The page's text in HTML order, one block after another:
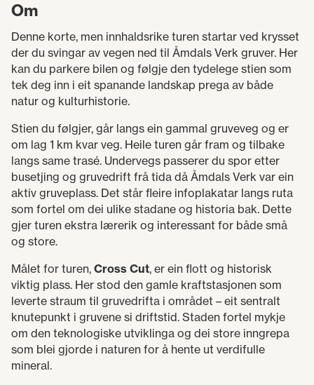
Om
Denne korte, men innhaldsrike turen startar ved krysset
der du svingar av vegen ned til Åmdals Verk gruver. Her
kan du parkere bilen og følgje den tydelege stien som
tek deg inn i eit spanande landskap prega av både
natur og kulturhistorie.
Stien du følgjer, går langs ein gammal gruveveg og er
om lag 1 km kvar veg. Heile turen går fram og tilbake
langs same trasé. Undervegs passerer du spor etter
busetjing og gruvedrift frå tida då Åmdals Verk var ein
aktiv gruveplass. Det står fleire infoplakatar langs ruta
som fortel om dei ulike stadane og historia bak. Dette
gjer turen ekstra lærerik og interessant for både små
og store.
Målet for turen, Cross Cut, er ein flott og historisk
viktig plass. Her stod den gamle kraftstasjonen som
leverte straum til gruvedrifta i området – eit sentralt
knutepunkt i gruvene si driftstid. Staden fortel mykje
om den teknologiske utviklinga og dei store inngrepa
som blei gjorde i naturen for å hente ut verdifulle
mineral.